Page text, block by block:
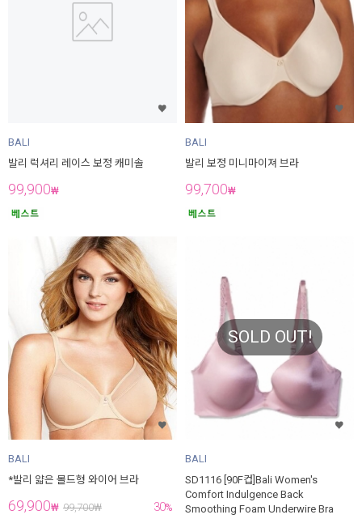
BALI
발리 럭셔리 레이스 보정 캐미솔
99,900₩
BALI
발리 보정 미니마이져 브라
99,700₩
BALI
*발리 얇은 몰드형 와이어 브라
69,900₩ 99,700₩ 30%
SOLD OUT!
BALI
SD1116 [90F컵]Bali Women's
Comfort Indulgence Back
Smoothing Foam Underwire Bra